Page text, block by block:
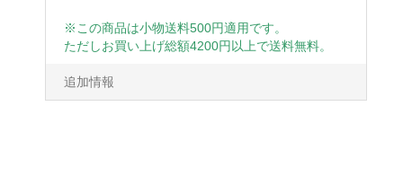
※この商品は小物送料500円適用です。
ただしお買い上げ総額4200円以上で送料無料。
追加情報